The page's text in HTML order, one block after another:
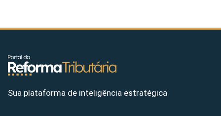
Sua plataforma de inteligência estratégica